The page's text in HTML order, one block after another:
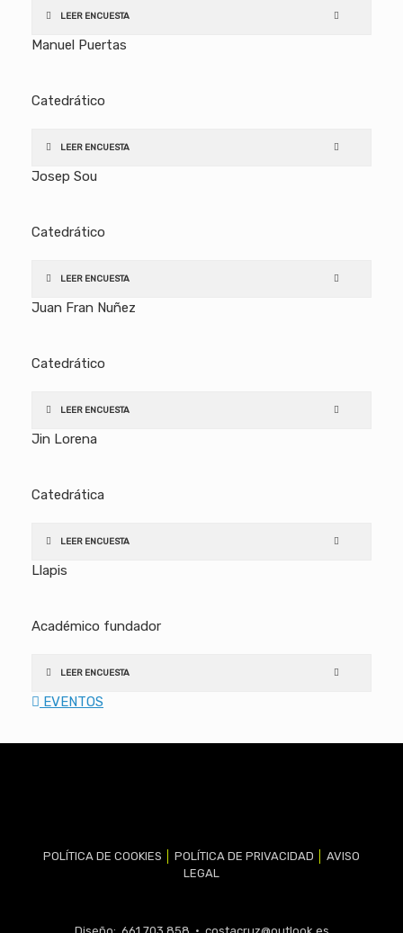
LEER ENCUESTA
Manuel Puertas
Catedrático
LEER ENCUESTA
Josep Sou
Catedrático
LEER ENCUESTA
Juan Fran Nuñez
Catedrático
LEER ENCUESTA
Jin Lorena
Catedrática
LEER ENCUESTA
Llapis
Académico fundador
LEER ENCUESTA
EVENTOS
POLÍTICA DE COOKIES POLÍTICA DE PRIVACIDAD
AVISO
LEGAL